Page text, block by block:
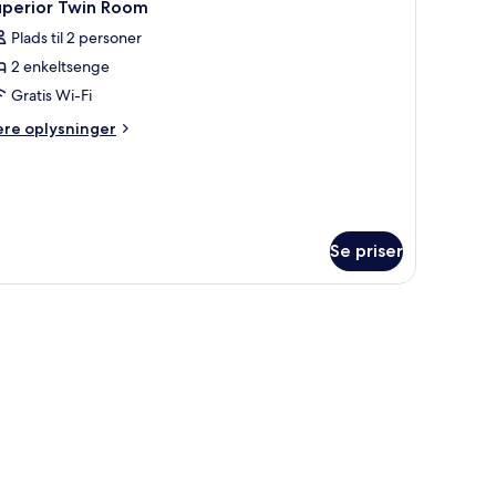
Twin Room
Plads til 2 personer
2 enkeltsenge
Gratis Wi-Fi
oplysninger
Se priser